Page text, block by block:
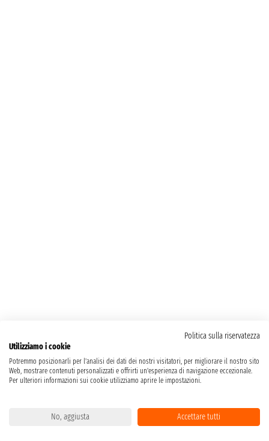
Politica sulla riservatezza
Utilizziamo i cookie
Potremmo posizionarli per l'analisi dei dati dei nostri visitatori, per migliorare il nostro sito
Web, mostrare contenuti personalizzati e offrirti un'esperienza di navigazione eccezionale.
Per ulteriori informazioni sui cookie utilizziamo aprire le impostazioni.
No, aggiusta Accettare tutti